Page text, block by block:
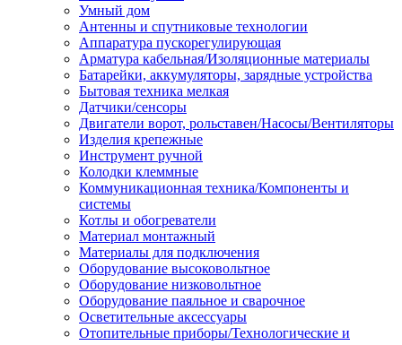
Умный дом
Антенны и спутниковые технологии
Аппаратура пускорегулирующая
Арматура кабельная/Изоляционные материалы
Батарейки, аккумуляторы, зарядные устройства
Бытовая техника мелкая
Датчики/сенсоры
Двигатели ворот, рольставен/Насосы/Вентиляторы
Изделия крепежные
Инструмент ручной
Колодки клеммные
Коммуникационная техника/Компоненты и
системы
Котлы и обогреватели
Материал монтажный
Материалы для подключения
Оборудование высоковольтное
Оборудование низковольтное
Оборудование паяльное и сварочное
Осветительные аксессуары
Отопительные приборы/Технологические и